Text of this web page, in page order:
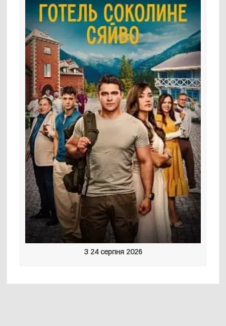
З 24 серпня 2026